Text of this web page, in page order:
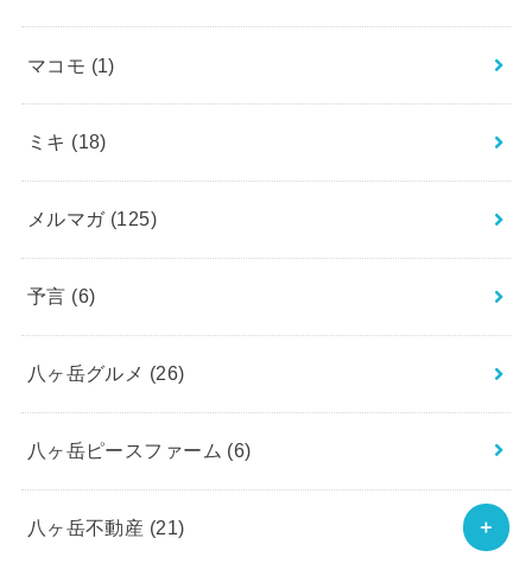
マコモ (1)
ミキ (18)
メルマガ (125)
予言 (6)
八ヶ岳グルメ (26)
八ヶ岳ピースファーム (6)
八ヶ岳不動産 (21)